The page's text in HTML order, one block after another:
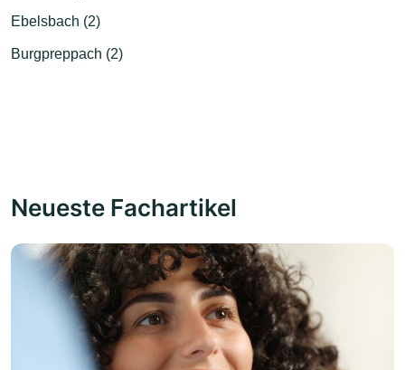
Ebelsbach (2)
Burgpreppach (2)
Neueste Fachartikel